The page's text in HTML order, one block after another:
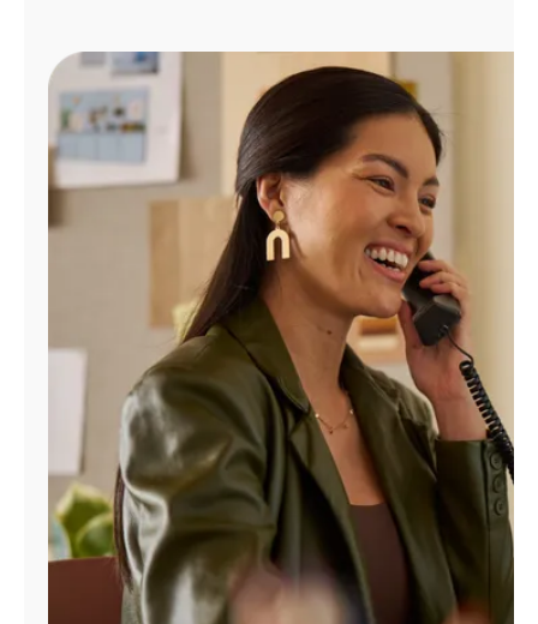
Administrar
cuenta
Encuentra
tienda